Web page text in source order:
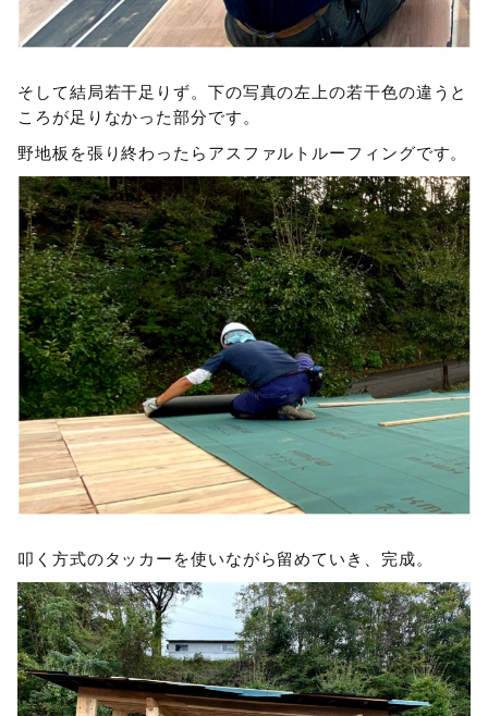
そして結局若干足りず。下の写真の左上の若干色の違うと
ころが足りなかった部分です。
野地板を張り終わったらアスファルトルーフィングです。
叩く方式のタッカーを使いながら留めていき、完成。